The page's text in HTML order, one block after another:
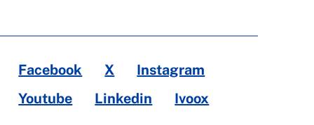
Facebook X
Instagram
Youtube
Linkedin Ivoox